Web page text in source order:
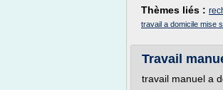
Thèmes liés :
travail a domicile mise
Travail
travail manuel a